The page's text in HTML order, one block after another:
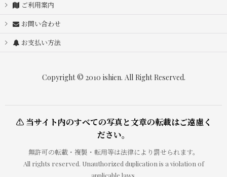
ご利用案内
お問い合わせ
お支払い方法
Copyright © 2010 ishien. All Right Reserved.
⚠ 当サイト内のすべての写真と文章の転載はご遠慮く
ださい。
無許可の転載・複製・転用等は法律により罰せられます。
All rights reserved. Unauthorized duplication is a violation of